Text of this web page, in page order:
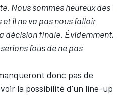
Nous sommes heureux des
il ne va pas nous falloir
décision finale. Évidemment,
fous de ne pas
donc pas de
la possibilité d'un line-up